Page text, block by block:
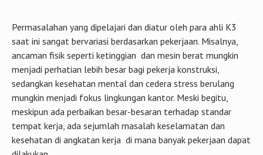
Permasalahan yang dipelajari dan diatur oleh para ahli K3
saat ini sangat bervariasi berdasarkan pekerjaan. Misalnya,
ancaman fisik seperti ketinggian dan mesin berat mungkin
menjadi perhatian lebih besar bagi pekerja konstruksi,
sedangkan kesehatan mental dan cedera stress berulang
mungkin menjadi fokus lingkungan kantor. Meski begitu,
meskipun ada perbaikan besar-besaran terhadap standar
tempat kerja, ada sejumlah masalah keselamatan dan
kesehatan di angkatan kerja di mana banyak pekerjaan dapat